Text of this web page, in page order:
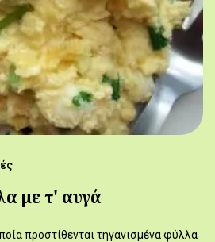
με τ' αυγά
προστίθενται τηγανισμένα φύλλα